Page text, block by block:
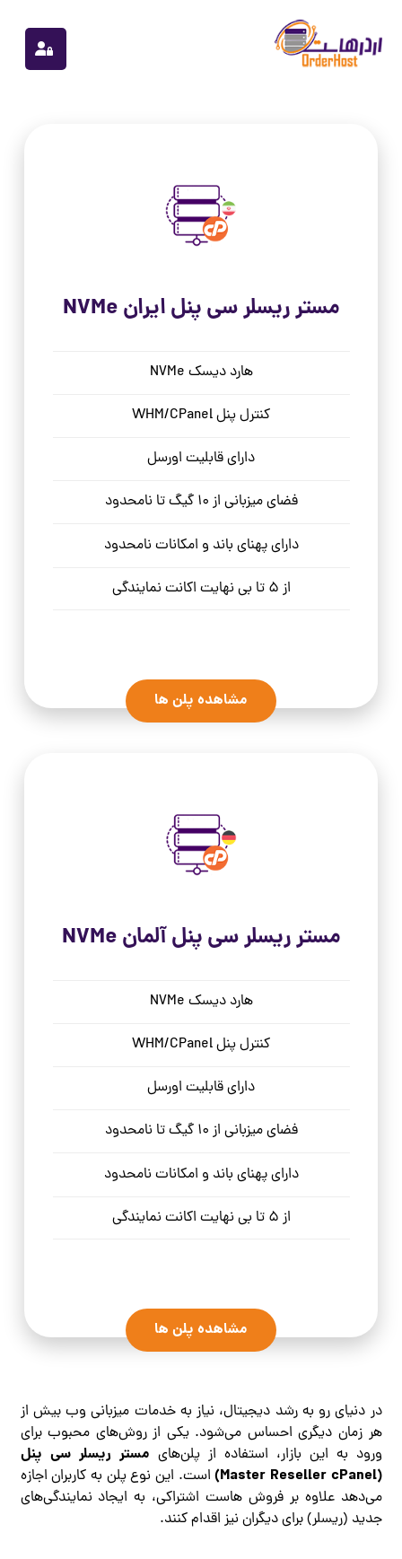
مستر ریسلر سی پنل ایران NVMe
هارد دیسک NVMe
کنترل پنل WHM/CPanel
دارای قابلیت اورسل
فضای میزبانی از 10 گیگ تا نامحدود
دارای پهنای باند و امکانات نامحدود
از 5 تا بی نهایت اکانت نمایندگی
مشاهده پلن ها
مستر ریسلر سی پنل آلمان NVMe
هارد دیسک NVMe
کنترل پنل WHM/CPanel
دارای قابلیت اورسل
فضای میزبانی از 10 گیگ تا نامحدود
دارای پهنای باند و امکانات نامحدود
از 5 تا بی نهایت اکانت نمایندگی
مشاهده پلن ها
در دنیای رو به رشد دیجیتال، نیاز به خدمات میزبانی وب بیش از
هر زمان دیگری احساس می‌شود. یکی از روش‌های محبوب برای
ورود به این بازار، استفاده از پلن‌های مستر ریسلر سی‌ پنل
(Master Reseller cPanel)
است. این نوع پلن به کاربران اجازه
می‌دهد علاوه بر فروش هاست اشتراکی، به ایجاد نمایندگی‌های
جدید (ریسلر) برای دیگران نیز اقدام کنند.